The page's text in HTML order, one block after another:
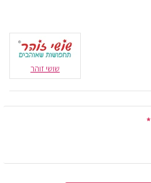
שושי זוהר